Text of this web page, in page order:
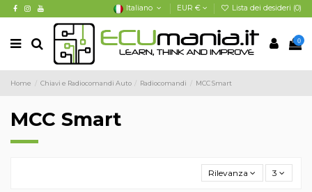
Italiano EUR € Lista dei desideri (0)
0
Home Chiavi e Radiocomandi Auto Radiocomandi MCC Smart
MCC Smart
Rilevanza 3